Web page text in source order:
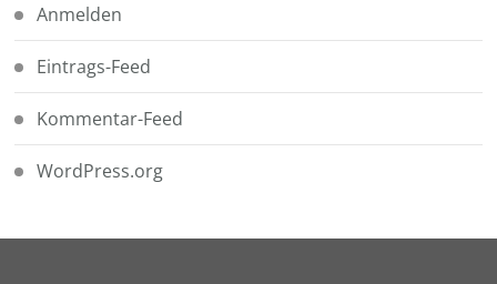
Anmelden
Eintrags-Feed
Kommentar-Feed
WordPress.org